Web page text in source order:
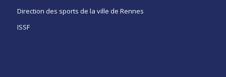
Direction des sports de la ville de Rennes
ISSF